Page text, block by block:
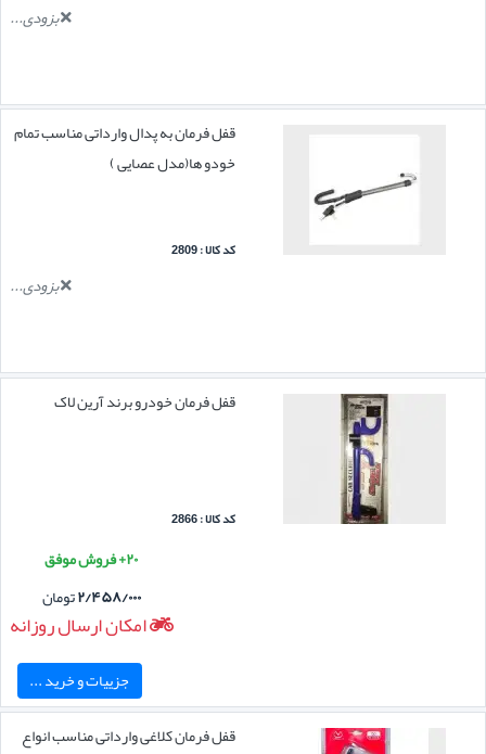
بزودی...
قفل فرمان به پدال وارداتی مناسب تمام
خودو ها(مدل عصایی )
کد کالا : 2809
بزودی...
قفل فرمان خودرو برند آرین لاک
کد کالا : 2866
۲۰+ فروش موفق
۲/۴۵۸/۰۰۰تومان
امکان ارسال روزانه
جزییات و خرید ...
قفل فرمان کلاغی وارداتی مناسب انواع